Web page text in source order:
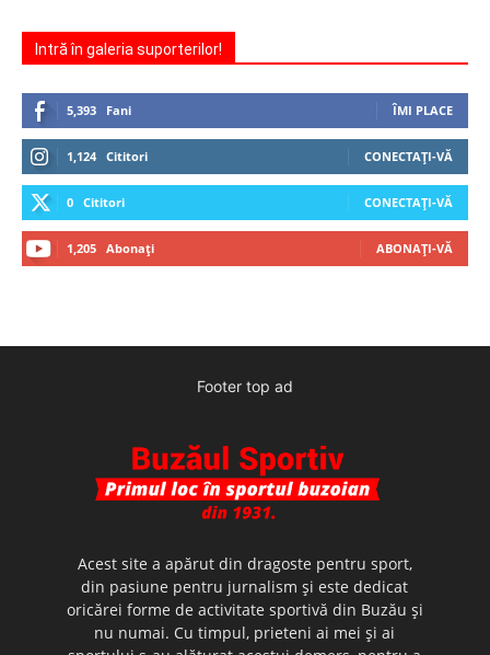
Intră în galeria suporterilor!
5,393 Fani ÎMI PLACE
1,124 Cititori CONECTAȚI-VĂ
0 Cititori CONECTAȚI-VĂ
1,205 Abonați ABONAȚI-VĂ
Footer top ad
Acest site a apărut din dragoste pentru sport,
din pasiune pentru jurnalism şi este dedicat
oricărei forme de activitate sportivă din Buzău şi
nu numai. Cu timpul, prieteni ai mei şi ai